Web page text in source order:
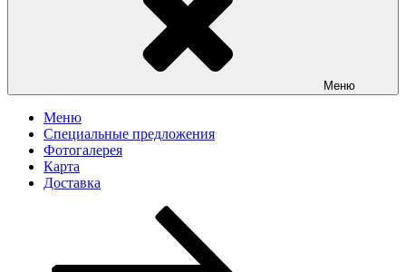
Меню
Меню
Специальные предложения
Фотогалерея
Карта
Доставка